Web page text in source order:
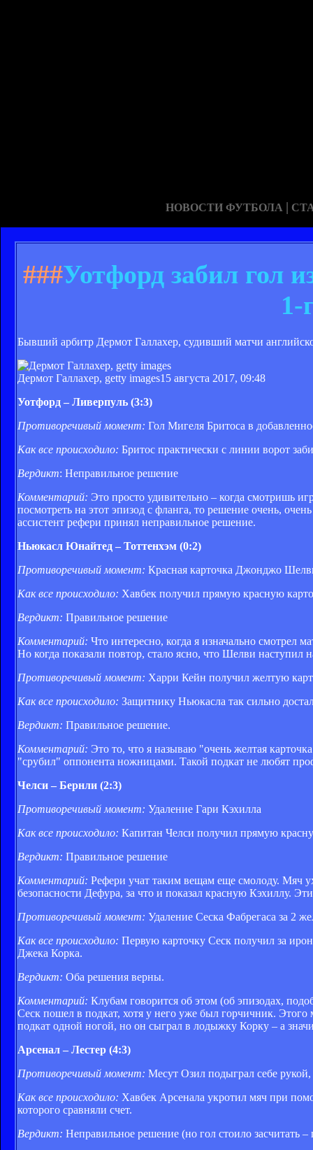
НОВОСТИ ФУТБОЛА |
###Уотфорд забил гол
1-
Бывший арбитр Дермот Галлахер, судивший матчи
Дермот Галлахер, getty images15 августа 2017, 09:48
Уотфорд – Ливерпуль (3:3)
Противоречивый момент: Гол Мигеля Бритоса в
Как все происходило: Бритос практически с линии ворот
Вердикт: Неправильное решение
Комментарий: Это просто удивительно – когда смотришь
посмотреть на этот эпизод с фланга, то решение очень,
ассистент рефери принял неправильное решение.
Ньюкасл Юнайтед – Тоттенхэм (0:2)
Противоречивый момент: Красная карточка Джонджо
Как все происходило: Хавбек получил прямую красную
Вердикт: Правильное решение
Комментарий: Что интересно, когда я изначально смотрел
Но когда показали повтор, стало ясно, что Шелви наступил
Противоречивый момент: Харри Кейн получил желтую
Как все происходило: Защитнику Ньюкасла так сильно
Вердикт: Правильное решение.
Комментарий: Это то, что я называю "очень желтая
"срубил" оппонента ножницами. Такой подкат не любят
Челси – Бернли (2:3)
Противоречивый момент: Удаление Гари Кэхилла
Как все происходило: Капитан Челси получил прямую
Вердикт: Правильное решение
Комментарий: Рефери учат таким вещам еще смолоду. Мяч
безопасности Дефура, за что и показал красную Кэхиллу.
Противоречивый момент: Удаление Сеска Фабрегаса за 2
Как все происходило: Первую карточку Сеск получил за
Джека Корка.
Вердикт: Оба решения верны.
Комментарий: Клубам говорится об этом (об эпизодах,
Сеск пошел в подкат, хотя у него уже был горчичник.
подкат одной ногой, но он сыграл в лодыжку Корку – а
Арсенал – Лестер (4:3)
Противоречивый момент: Месут Озил подыграл себе
Как все происходило: Хавбек Арсенала укротил мяч при
которого сравняли счет.
Вердикт: Неправильное решение (но гол стоило засчитать